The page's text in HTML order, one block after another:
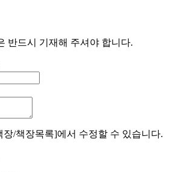
반드시 기재해 주셔야 합니다.
장/책장목록]에서 수정할 수 있습니다.